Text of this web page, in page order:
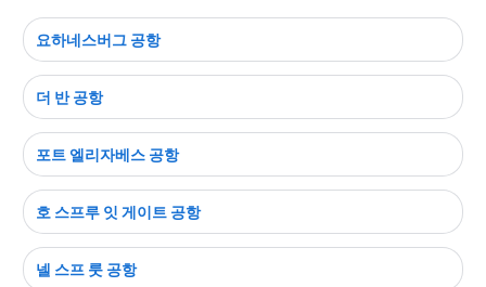
요하네스버그 공항
더 반 공항
포트 엘리자베스 공항
호 스프루 잇 게이트 공항
넬 스프 룻 공항